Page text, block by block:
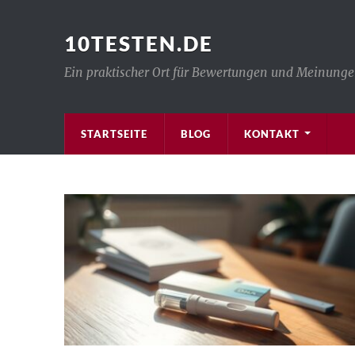
10TESTEN.DE
Ein praktischer Ort für Bewertungen und
STARTSEITE BLOG KONTAKT